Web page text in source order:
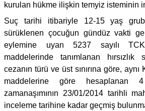
kurulan hükme ilişkin temyiz isteminin
Suç tarihi itibariyle 12-15 yaş
sürüklenen çocuğun gündüz vakti
eylemine uyan 5237 sayılı
maddelerinde tanımlanan
cezanın türü ve üst sınırına göre,
maddelerine göre hesaplanan
zamanaşımının 23/01/2014 tarihli
inceleme tarihine kadar geçmiş